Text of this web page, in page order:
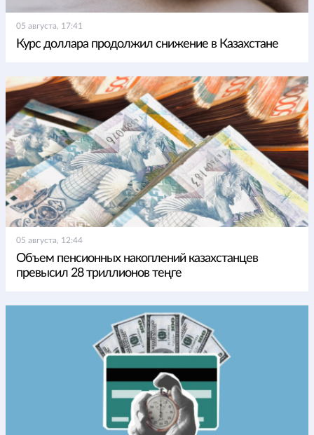
05 августа, 17:41
Курс доллара продолжил снижение в Казахстане
05 августа, 12:44
Объем пенсионных накоплений казахстанцев
превысил 28 триллионов теңге